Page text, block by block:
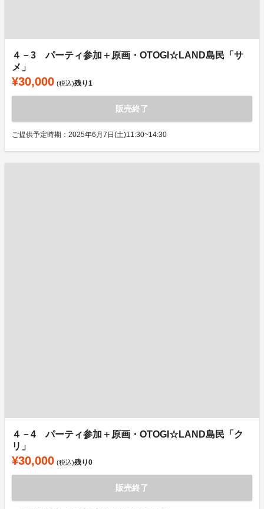
４－3 パーティ参加＋原画・OTOGI☆LAND島民「サ
メ」
¥30,000 (税込)残り1
販売終了
ご提供予定時期：2025年6月7日(土)11:30~14:30
４－4 パーティ参加＋原画・OTOGI☆LAND島民「ク
リ」
¥30,000 (税込)残り0
販売終了